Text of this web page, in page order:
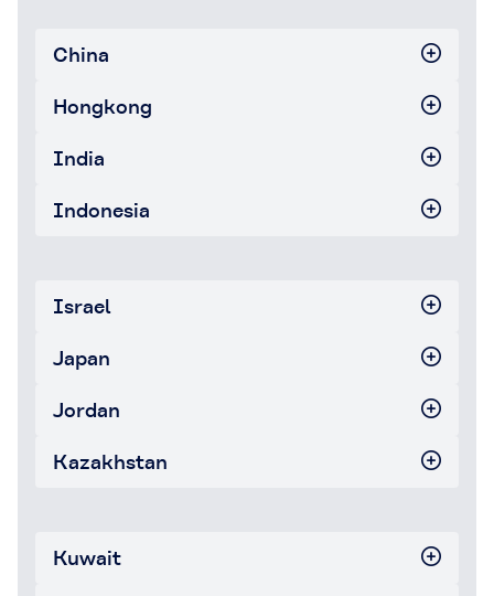
China
Hongkong
India
Indonesia
Israel
Japan
Jordan
Kazakhstan
Kuwait